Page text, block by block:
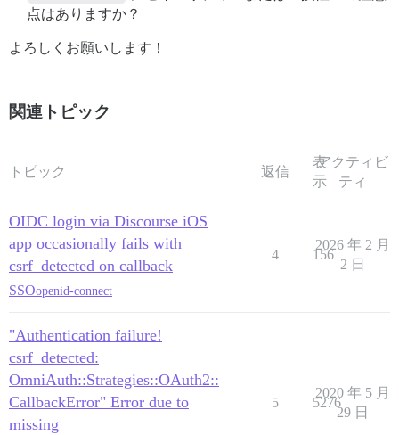
点はありますか？
よろしくお願いします！
関連トピック
トピック 返信
表
示
アクティビ
ティ
OIDC login via Discourse iOS
app occasionally fails with
csrf_detected on callback
SSOopenid-connect
4 156
2026 年 2 月
2 日
"Authentication failure!
csrf_detected:
OmniAuth::Strategies::OAuth2::
CallbackError" Error due to
missing
5 5276
2020 年 5 月
29 日